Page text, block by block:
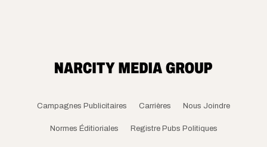
Campagnes Publicitaires Carrières Nous Joindre
Normes Éditioriales Registre Pubs Politiques